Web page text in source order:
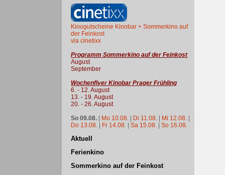
Kinogutscheine Kinobar + Sommerkino auf
der Feinkost
via cinetixx
Programm Sommerkino auf der Feinkost
August
September
Wochenflyer Kinobar Prager Frühling
6. - 12. August
13. - 19. August
20. - 26. August
So 09.08. | Mo 10.08. | Di 11.08. | Mi 12.08. |
Do 13.08. | Fr 14.08. |Sa 15.08. |So 16.08.
Aktuell
Ferienkino
Sommerkino auf der Feinkost